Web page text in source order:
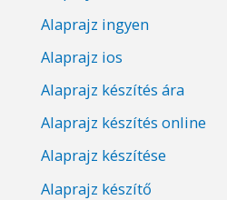
Alaprajz ingyen
Alaprajz ios
Alaprajz készítés ára
Alaprajz készítés online
Alaprajz készítése
Alaprajz készítő